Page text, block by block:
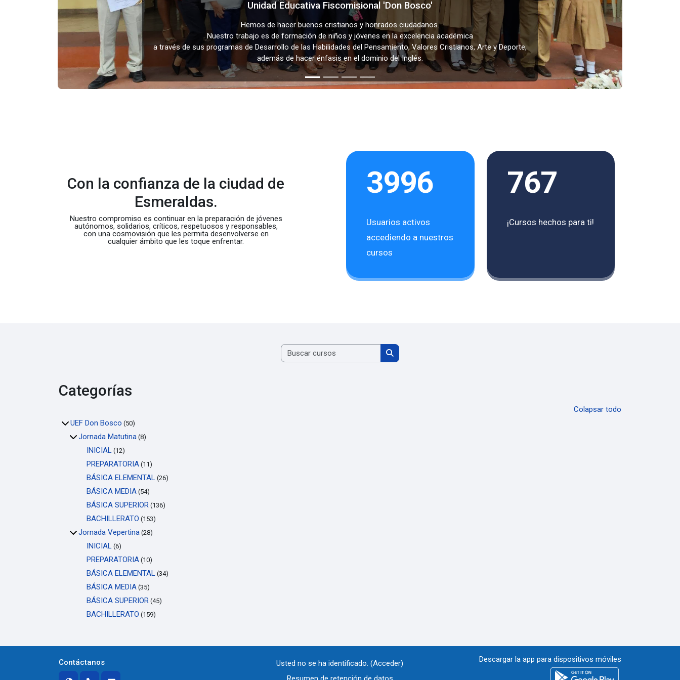
Unidad Educativa Fiscomisional 'Don Bosco'
Hemos de hacer buenos cristianos y honrados ciudadanos.
Nuestro trabajo es de formación de niños y jóvenes en la excelencia académica
a través de sus programas de Desarrollo de las Habilidades del Pensamiento, Valores Cristianos, Arte y Deporte,
además de hacer énfasis en el dominio del Inglés.
Con la confianza de la ciudad de
Esmeraldas.
Nuestro compromiso es continuar en la preparación de jóvenes
autónomos, solidarios, críticos, respetuosos y responsables,
con una cosmovisión que les permita desenvolverse en
cualquier ámbito que les toque enfrentar.
3996
Usuarios activos
accediendo a nuestros
cursos
767
¡Cursos hechos para ti!
Buscar cursos
Buscar cursos
Categorías
Colapsar todo
UEF Don Bosco (50)
Jornada Matutina(8)
INICIAL (12)
PREPARATORIA(11)
BÁSICA ELEMENTAL (26)
BÁSICA MEDIA(54)
BÁSICA SUPERIOR (136)
BACHILLERATO (153)
Jornada Vepertina(28)
INICIAL (6)
PREPARATORIA(10)
BÁSICA ELEMENTAL (34)
BÁSICA MEDIA(35)
BÁSICA SUPERIOR (45)
BACHILLERATO (159)
Contáctanos Usted no se ha identificado. (Acceder)
Descargar la app para dispositivos móviles